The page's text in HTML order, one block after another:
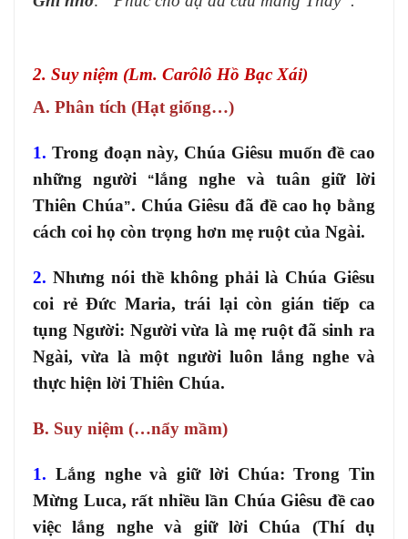
2. Suy niệm (Lm. Carôlô Hồ Bạc Xái)
A. Phân tích (Hạt giống…)
1. Trong đoạn này, Chúa Giêsu muốn đề cao
những người
“lắng nghe và tuân giữ lời
Thiên Chúa”. Chúa Giêsu đã đề cao họ bằng
cách coi họ còn trọng hơn mẹ ruột của Ngài.
2. Nhưng nói thề không phải là Chúa Giêsu
coi rẻ Đức Maria, trái lại còn gián tiếp ca
tụng Người: Người vừa là mẹ ruột đã sinh ra
Ngài, vừa là một người luôn lắng nghe và
thực hiện lời Thiên Chúa.
B. Suy niệm (…nẩy mầm)
1. Lắng nghe và giữ lời Chúa: Trong Tin
Mừng Luca, rất nhiều lần Chúa Giêsu đề cao
việc lắng nghe và giữ lời Chúa (Thí dụ